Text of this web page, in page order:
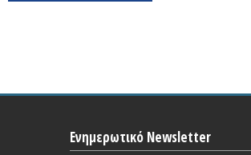
Ενημερωτικό Newsletter